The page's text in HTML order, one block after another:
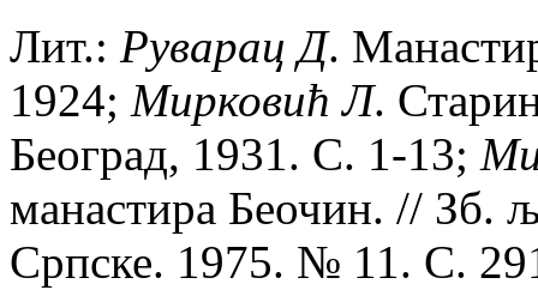
Лит.: Руварац Д.
1924; Мирковић Л.
Београд, 1931. С. 1-13;
манастира Беочин. // Зб.
Српске. 1975. № 11. С.